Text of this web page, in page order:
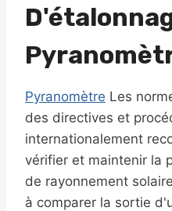
Pyranomètre Les
des directives et
internationalement
vérifier et maintenir la
de rayonnement
à comparer la sortie